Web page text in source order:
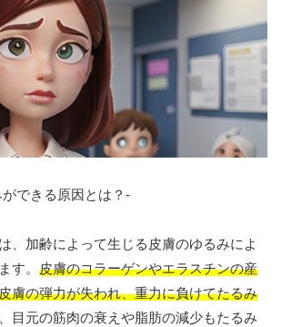
できる原因とは？-
、加齢によって生じる皮膚のゆるみによ
す。 皮膚のコラーゲンやエラスチンの産
膚の弾力が失われ、重力に負けてたるみ
目元の筋肉の衰えや脂肪の減少もたるみ